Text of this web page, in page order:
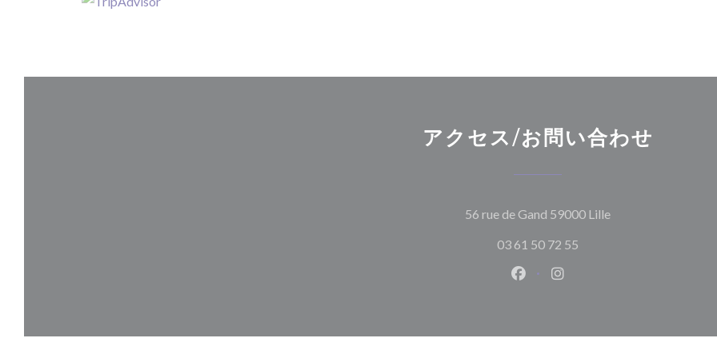
アクセス/お問い合わせ
56 rue de Gand 59000 Lille((新しいウィンド
03 61 50 72 55
Facebook ((新しいウィンドウ
Instagram ((新しいウィ